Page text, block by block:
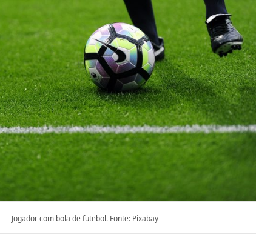
Jogador com bola de futebol. Fonte: Pixabay